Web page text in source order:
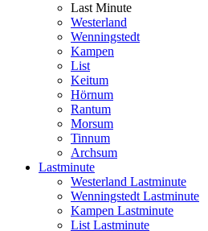
Last Minute
Westerland
Wenningstedt
Kampen
List
Keitum
Hörnum
Rantum
Morsum
Tinnum
Archsum
Lastminute
Westerland Lastminute
Wenningstedt Lastminute
Kampen Lastminute
List Lastminute